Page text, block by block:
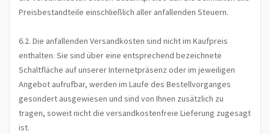
Preisbestandteile einschließlich aller anfallenden Steuern.
6.2. Die anfallenden Versandkosten sind nicht im Kaufpreis
enthalten. Sie sind über eine entsprechend bezeichnete
Schaltfläche auf unserer Internetpräsenz oder im jeweiligen
Angebot aufrufbar, werden im Laufe des Bestellvorganges
gesondert ausgewiesen und sind von Ihnen zusätzlich zu
tragen, soweit nicht die versandkostenfreie Lieferung zugesagt
ist.